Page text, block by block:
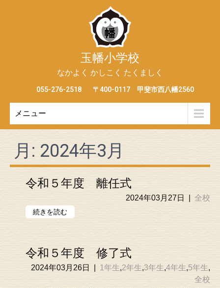
玉幡小学校
なかよく かしこく たくましく
055-276-2518 〒400-0117 甲斐市西八幡2560
メニュー
月: 2024年3月
令和５年度 離任式
2024年03月27日 全校
続きを読む
令和５年度 修了式
2024年03月26日 1年生,2年生,3年生,4年生,5年生,
全校